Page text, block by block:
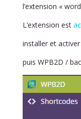
l’extension «
L’extension est
installer et activer
puis WPB2D /